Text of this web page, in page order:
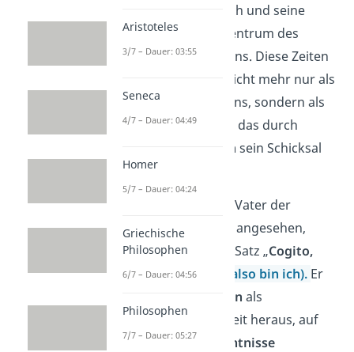
Philosophie. Der Mensch und seine
Vernunftrückten ins Zentrum des
philosophischen Denkens. Diese Zeiten
sahen den Menschen nicht mehr nur als
Teil eines göttlichen Plans, sondern als
eigenständiges Wesen
, das durch
Reflexion sein Schicksal
gestalten kann.
René
, oft als Vater der
modernen Philosophie
angesehen,
prägte den berühmten Satz „Cogito,
ergo sum“(Ich denke, also bin ich). Er
Denken als
fundamentale Gewissheit heraus, auf
der alle anderenErkenntnisse
Aristoteles
3/7 – Dauer: 03:55
Seneca
4/7 – Dauer: 04:49
Homer
5/7 – Dauer: 04:24
Griechische
Philosophen
6/7 – Dauer: 04:56
Philosophen
7/7 – Dauer: 05:27